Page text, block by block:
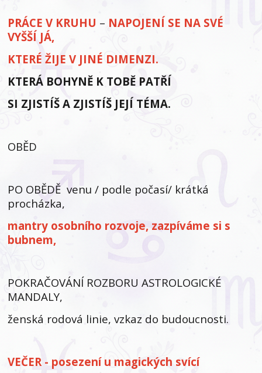
PRÁCE V KRUHU – NAPOJENÍ SE NA SVÉ
VYŠŠÍ JÁ,
KTERÉ ŽIJE V JINÉ DIMENZI.
KTERÁ BOHYNĚ K TOBĚ PATŘÍ
SI ZJISTÍŠ A ZJISTÍŠ JEJÍ TÉMA.
OBĚD
PO OBĚDĚ venu / podle počasí/ krátká
procházka,
mantry osobního rozvoje, zazpíváme si s
bubnem,
POKRAČOVÁNÍ ROZBORU ASTROLOGICKÉ
MANDALY,
ženská rodová linie, vzkaz do budoucnosti.
VEČER - posezení u magických svící